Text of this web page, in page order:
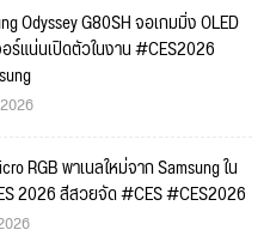
Odyssey G80SH จอเกมมิ่ง OLED
ร์แน่นเปิดตัวในงาน #CES2026
RGB พาเนลใหม่จาก Samsung ใน
2026 สีสวยจัด #CES #CES2026